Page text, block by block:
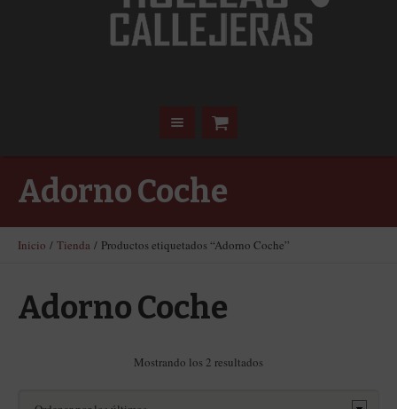
Adorno Coche
Inicio / Tienda / Productos etiquetados “Adorno Coche”
Adorno Coche
Mostrando los 2 resultadosOrdenado